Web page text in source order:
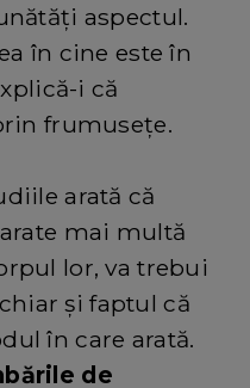
aspectul.
în cine este în
i că
frumusețe.
arată că
mai multă
lor, va trebui
și faptul că
în care arată.
de